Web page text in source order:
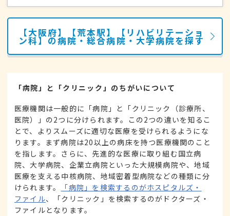
【大阪府】【荒本駅】【リハビリテーショ
ン科】の病院・総合病院・大学病院を探す
「病院」と「クリニック」のちがいについて
医療機関は一般的に「病院」と「クリニック（診療所、
医院）」の2つに分けられます。この2つの違いを知るこ
とで、よりスムーズに適切な医療を受けられるようにな
ります。まず病院は20以上の病床を持つ医療機関のこと
を指します。さらに、先進的な医療に取り組む国立病
院、大学病院、企業立病院といった大規模病院や、地域
医療を支える中核病院、地域密着型病院などの種類に分
けられます。
「病院」を検索するのがホスピタルズ・
ファイル、「クリニック」を検索するのがドクターズ・
ファイルとなります。